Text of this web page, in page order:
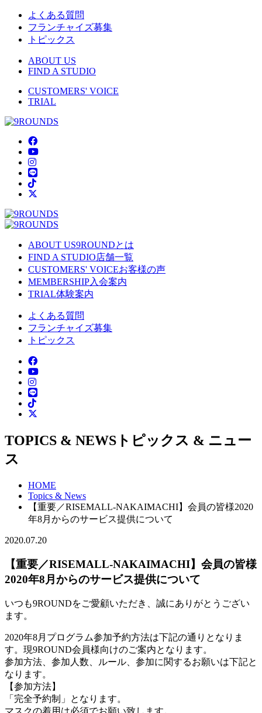
よくある質問
フランチャイズ募集
トピックス
ABOUT US
FIND A STUDIO
CUSTOMERS' VOICE
TRIAL
ABOUT US9ROUNDとは
FIND A STUDIO店舗一覧
CUSTOMERS' VOICEお客様の声
MEMBERSHIP入会案内
TRIAL体験案内
よくある質問
フランチャイズ募集
トピックス
TOPICS & NEWS トピックス & ニュー
ス
HOME
Topics & News
【重要／RISEMALL-NAKAIMACHI】会員の皆様2020
年8月からのサービス提供について
2020.07.20
【重要／RISEMALL-NAKAIMACHI】会員の皆様
2020年8月からのサービス提供について
いつも9ROUNDをご愛顧いただき、誠にありがとうござい
ます。
2020年8月プログラム参加予約方法は下記の通りとなりま
す。現9ROUND会員様向けのご案内となります。
参加方法、参加人数、ルール、参加に関するお願いは下記と
なります。
【参加方法】
「完全予約制」となります。